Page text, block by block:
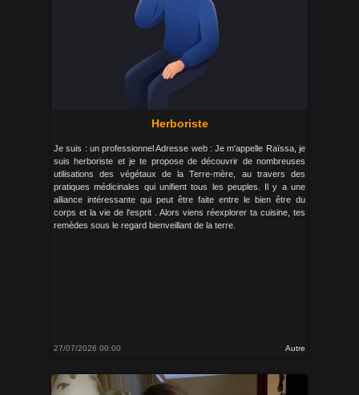
Herboriste
Je suis : un professionnel Adresse web : Je m'appelle Raïssa, je
suis herboriste et je te propose de découvrir de nombreuses
utilisations des végétaux de la Terre-mère, au travers des
pratiques médicinales qui unifient tous les peuples. Il y a une
alliance intéressante qui peut être faite entre le bien être du
corps et la vie de l'esprit . Alors viens réexplorer ta cuisine, tes
remèdes sous le regard bienveillant de la terre.
27/07/2026 00:00 Autre